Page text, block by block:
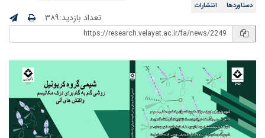
دستاوردها
انتشارات
تعداد بازدید:۳۸۹